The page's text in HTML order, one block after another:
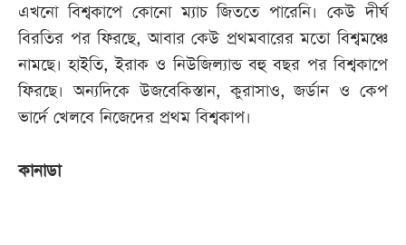
এখনো বিশ্বকাপে কোনো ম্যাচ জিততে পারেনি। কেউ দীর্ঘ
বিরতির পর ফিরছে, আবার কেউ প্রথমবারের মতো বিশ্বমঞ্চে
নামছে। হাইতি, ইরাক ও নিউজিল্যান্ড বহু বছর পর বিশ্বকাপে
ফিরছে। অন্যদিকে উজবেকিস্তান, কুরাসাও, জর্ডান ও কেপ
ভার্দে খেলবে নিজেদের প্রথম বিশ্বকাপ।
কানাডা